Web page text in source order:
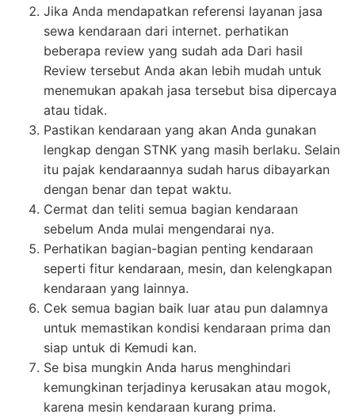
Jika Anda mendapatkan referensi layanan jasa
sewa kendaraan dari internet. perhatikan
beberapa review yang sudah ada Dari hasil
Review tersebut Anda akan lebih mudah untuk
menemukan apakah jasa tersebut bisa dipercaya
atau tidak.
Pastikan kendaraan yang akan Anda gunakan
lengkap dengan STNK yang masih berlaku. Selain
itu pajak kendaraannya sudah harus dibayarkan
dengan benar dan tepat waktu.
Cermat dan teliti semua bagian kendaraan
sebelum Anda mulai mengendarai nya.
Perhatikan bagian-bagian penting kendaraan
seperti fitur kendaraan, mesin, dan kelengkapan
kendaraan yang lainnya.
Cek semua bagian baik luar atau pun dalamnya
untuk memastikan kondisi kendaraan prima dan
siap untuk di Kemudi kan.
Se bisa mungkin Anda harus menghindari
kemungkinan terjadinya kerusakan atau mogok,
karena mesin kendaraan kurang prima.